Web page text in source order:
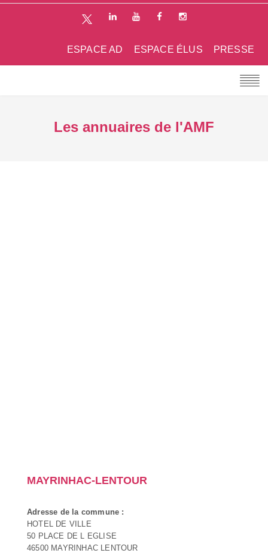
PRESSE
ESPACE ÉLUS
ESPACE AD
Les annuaires de l'AMF
MAYRINHAC-LENTOUR
Adresse de la commune :
HOTEL DE VILLE
50 PLACE DE L EGLISE
46500 MAYRINHAC LENTOUR